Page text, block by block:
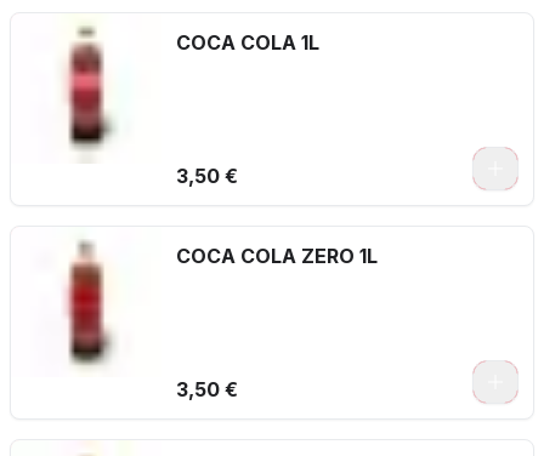
COCA COLA 1L
3,50 €
COCA COLA ZERO 1L
3,50 €